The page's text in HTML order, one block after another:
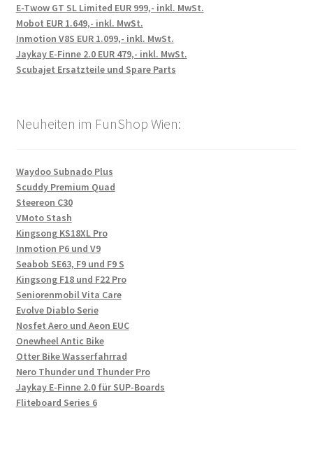
E-Twow GT SL Limited EUR 999,- inkl. MwSt.
Mobot EUR 1.649,- inkl. MwSt.
Inmotion V8S EUR 1.099,- inkl. MwSt.
Jaykay E-Finne 2.0 EUR 479,- inkl. MwSt.
Scubajet Ersatzteile und Spare Parts
Neuheiten im FunShop Wien:
Waydoo Subnado Plus
Scuddy Premium Quad
Steereon C30
VMoto Stash
Kingsong KS18XL Pro
Inmotion P6 und V9
Seabob SE63, F9 und F9 S
Kingsong F18 und F22 Pro
Seniorenmobil Vita Care
Evolve Diablo Serie
Nosfet Aero und Aeon EUC
Onewheel Antic Bike
Otter Bike Wasserfahrrad
Nero Thunder und Thunder Pro
Jaykay E-Finne 2.0 für SUP-Boards
Fliteboard Series 6